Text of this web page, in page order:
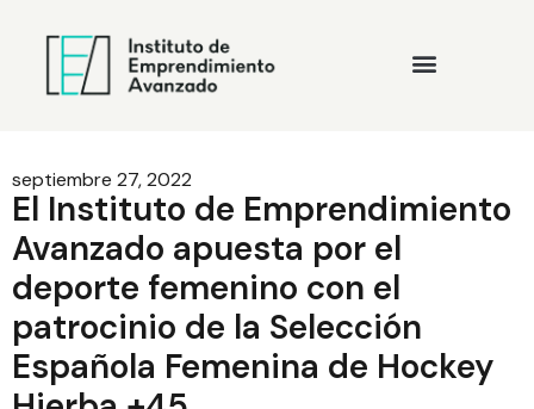
septiembre 27, 2022
El Instituto de Emprendimiento
Avanzado apuesta por el
deporte femenino con el
patrocinio de la Selección
Española Femenina de Hockey